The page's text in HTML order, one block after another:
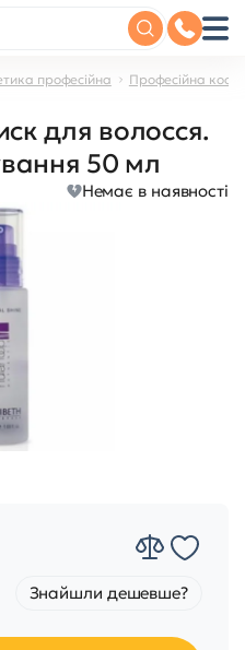
професійна Професійна
для волосся.
50 мл
Немає в наявності
Знайшли дешевше?